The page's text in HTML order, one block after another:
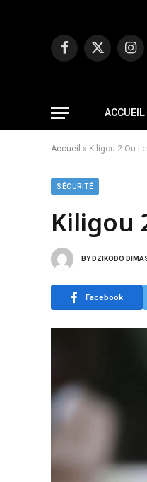
Facebook
X
ACCUEIL
Accueil » Kiligou 2 Ou
SÉCURITÉ
Kiligou
BY DZIKODO
Facebook